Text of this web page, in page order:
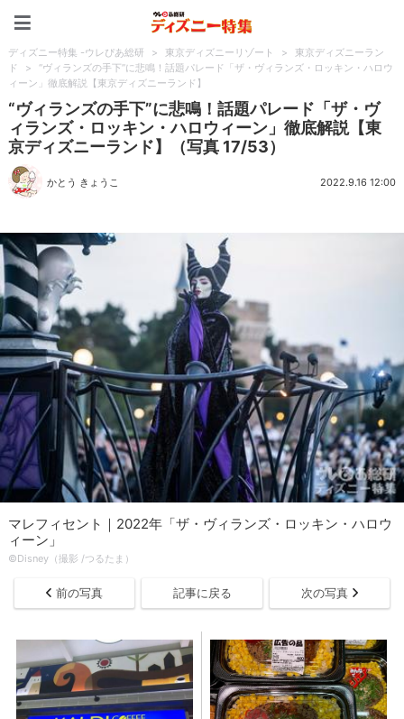
ディズニー特集 -ウレぴあ総研 > 東京ディズニーリゾート >
東京ディズニーラン
ド
>
“ヴィランズの手下”に悲鳴！話題パレード「ザ・ヴィランズ・ロッキン・ハロウ
ィーン」徹底解説【東京ディズニーランド】
“ヴィランズの手下”に悲鳴！話題パレード「ザ・ヴ
ィランズ・ロッキン・ハロウィーン」徹底解説【東
京ディズニーランド】（写真 17/53）
かとう きょうこ 2022.9.16 12:00
マレフィセント｜2022年「ザ・ヴィランズ・ロッキン・ハロウ
ィーン」
©Disney（撮影 /つるたま）
前の写真 記事に戻る 次の写真